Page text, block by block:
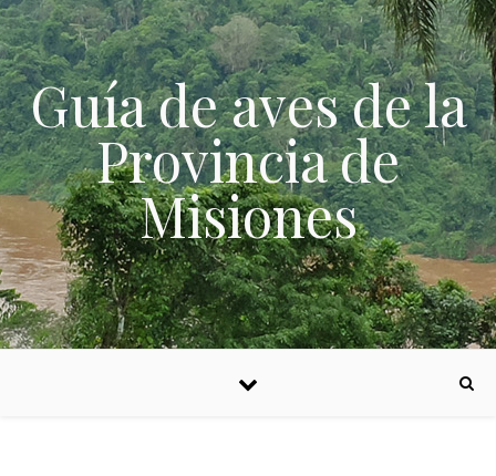
Skip to content
Guía de aves de la
Provincia de
Misiones